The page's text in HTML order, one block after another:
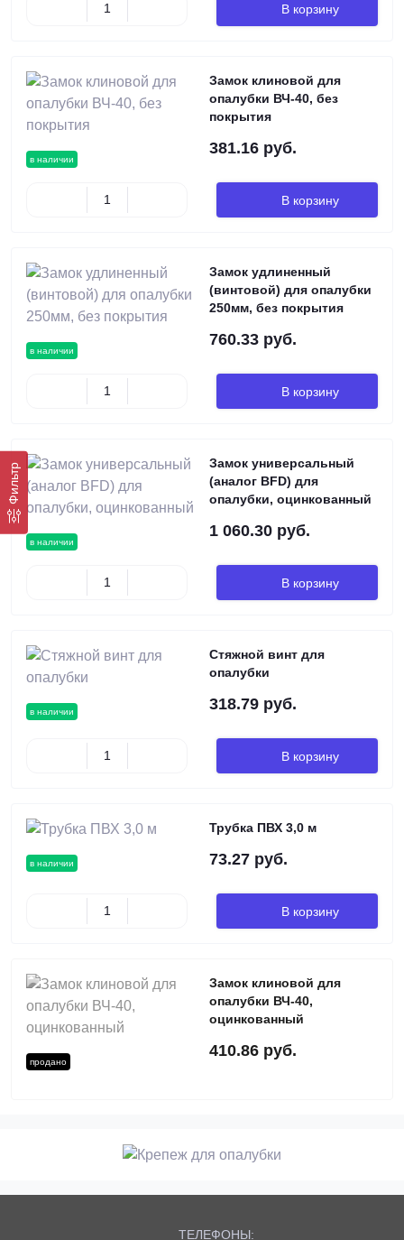
Фильтр
В корзину
в наличии
Замок клиновой для
опалубки ВЧ-40, без
покрытия
381.16 руб.
В корзину
в наличии
Замок удлиненный
(винтовой) для опалубки
250мм, без покрытия
760.33 руб.
В корзину
в наличии
Замок универсальный
(аналог BFD) для
опалубки, оцинкованный
1 060.30 руб.
В корзину
в наличии
Стяжной винт для
опалубки
318.79 руб.
В корзину
в наличии
Трубка ПВХ 3,0 м
73.27 руб.
В корзину
продано
Замок клиновой для
опалубки ВЧ-40,
оцинкованный
410.86 руб.
ТЕЛЕФОНЫ: